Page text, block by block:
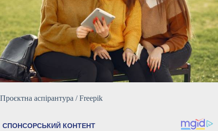
Проєктна аспірантура / Freepik